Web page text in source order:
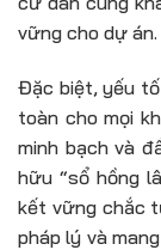
vững cho dự án.
Đặc biệt, yếu
toàn cho mọi
minh bạch và
hữu “sổ hồng
kết vững chắc
pháp lý và